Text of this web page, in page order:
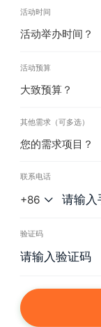
活动时间
活动举办时间？
活动预算
大致预算？
其他需求（可多选）
您的需求项目？
联系电话
+86
验证码